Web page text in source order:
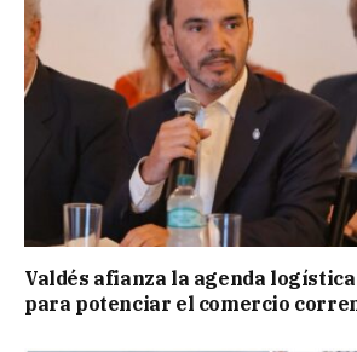
Valdés afianza la agenda
para potenciar el comercio